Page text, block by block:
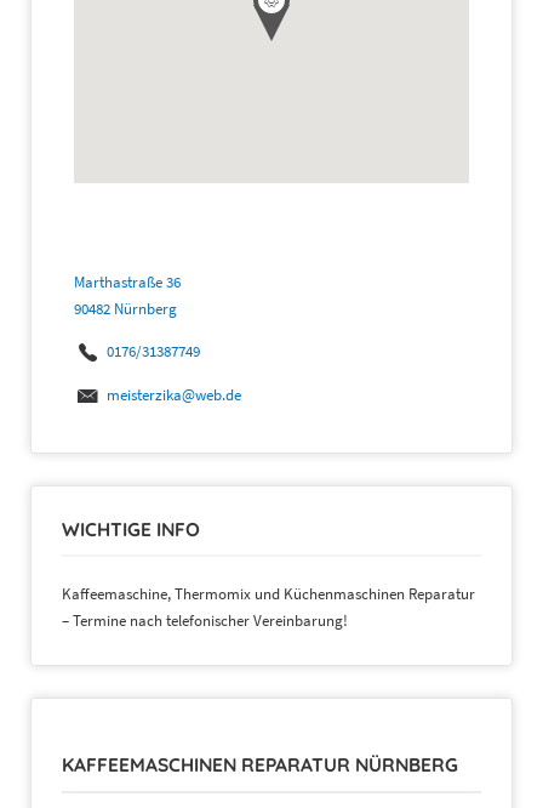
Marthastraße 36
90482 Nürnberg
0176/31387749
meisterzika@web.de
WICHTIGE INFO
Kaffeemaschine, Thermomix und Küchenmaschinen Reparatur
– Termine nach telefonischer Vereinbarung!
KAFFEEMASCHINEN REPARATUR NÜRNBERG